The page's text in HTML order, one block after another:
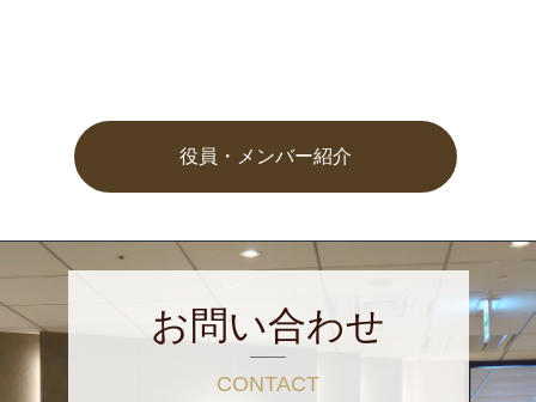
役員・メンバー紹介
お問い合わせ
CONTACT